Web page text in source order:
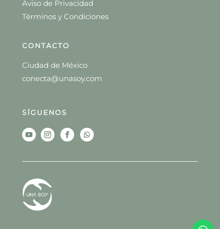
Aviso de Privacidad
Términos y Condiciones
CONTACTO
Ciudad de México
conecta@unasoy.com
SÍGUENOS